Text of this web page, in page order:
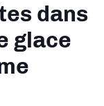
dans
glace